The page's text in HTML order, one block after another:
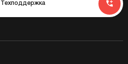
Техподдержка